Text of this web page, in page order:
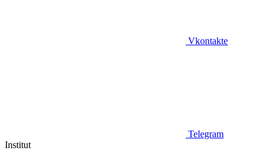
Vkontakte
Telegram
Institut